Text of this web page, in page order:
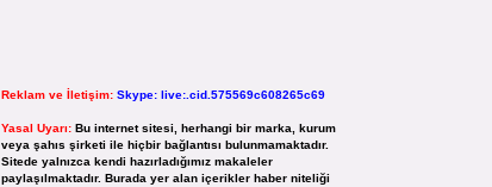
Reklam ve İletişim: Skype: live:.cid.575569c608265c69
Yasal Uyarı: Bu internet sitesi, herhangi bir marka, kurum
veya şahıs şirketi ile hiçbir bağlantısı bulunmamaktadır.
Sitede yalnızca kendi hazırladığımız makaleler
paylaşılmaktadır. Burada yer alan içerikler haber niteliği